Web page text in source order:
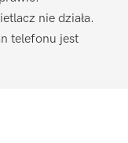
nie działa.
telefonu jest